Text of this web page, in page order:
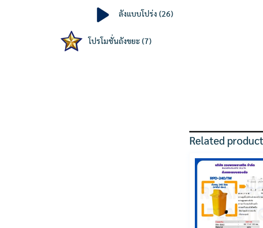
Related
ลังแบบโปร่ง 26
products
โปรโมชั่นถังขยะ 7
products